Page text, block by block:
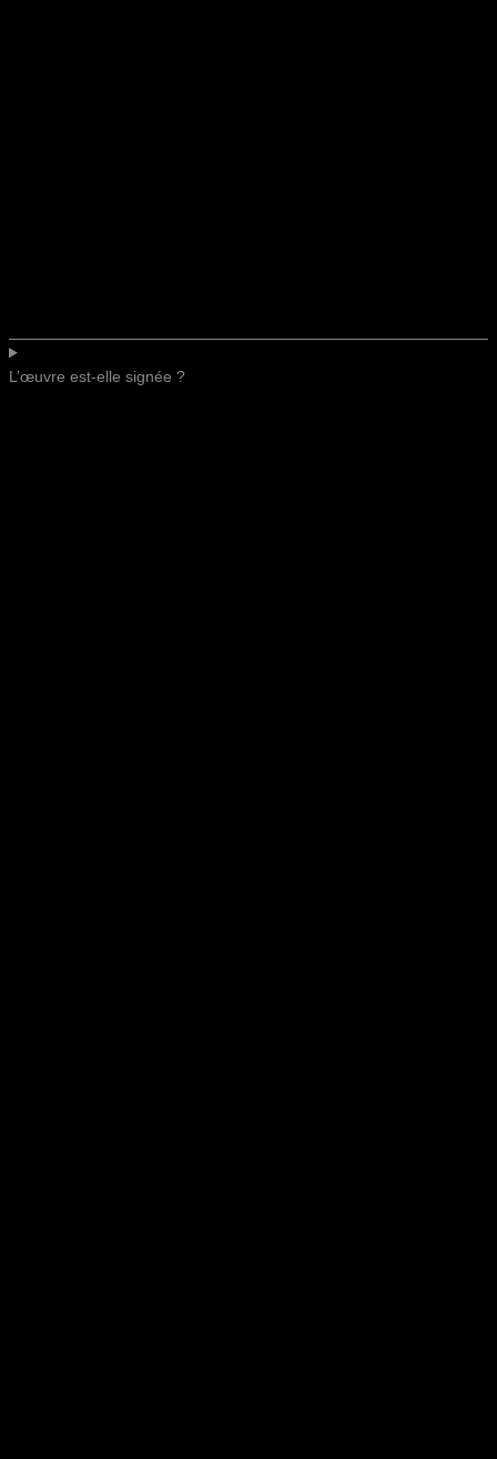
L’œuvre est-elle signée ?